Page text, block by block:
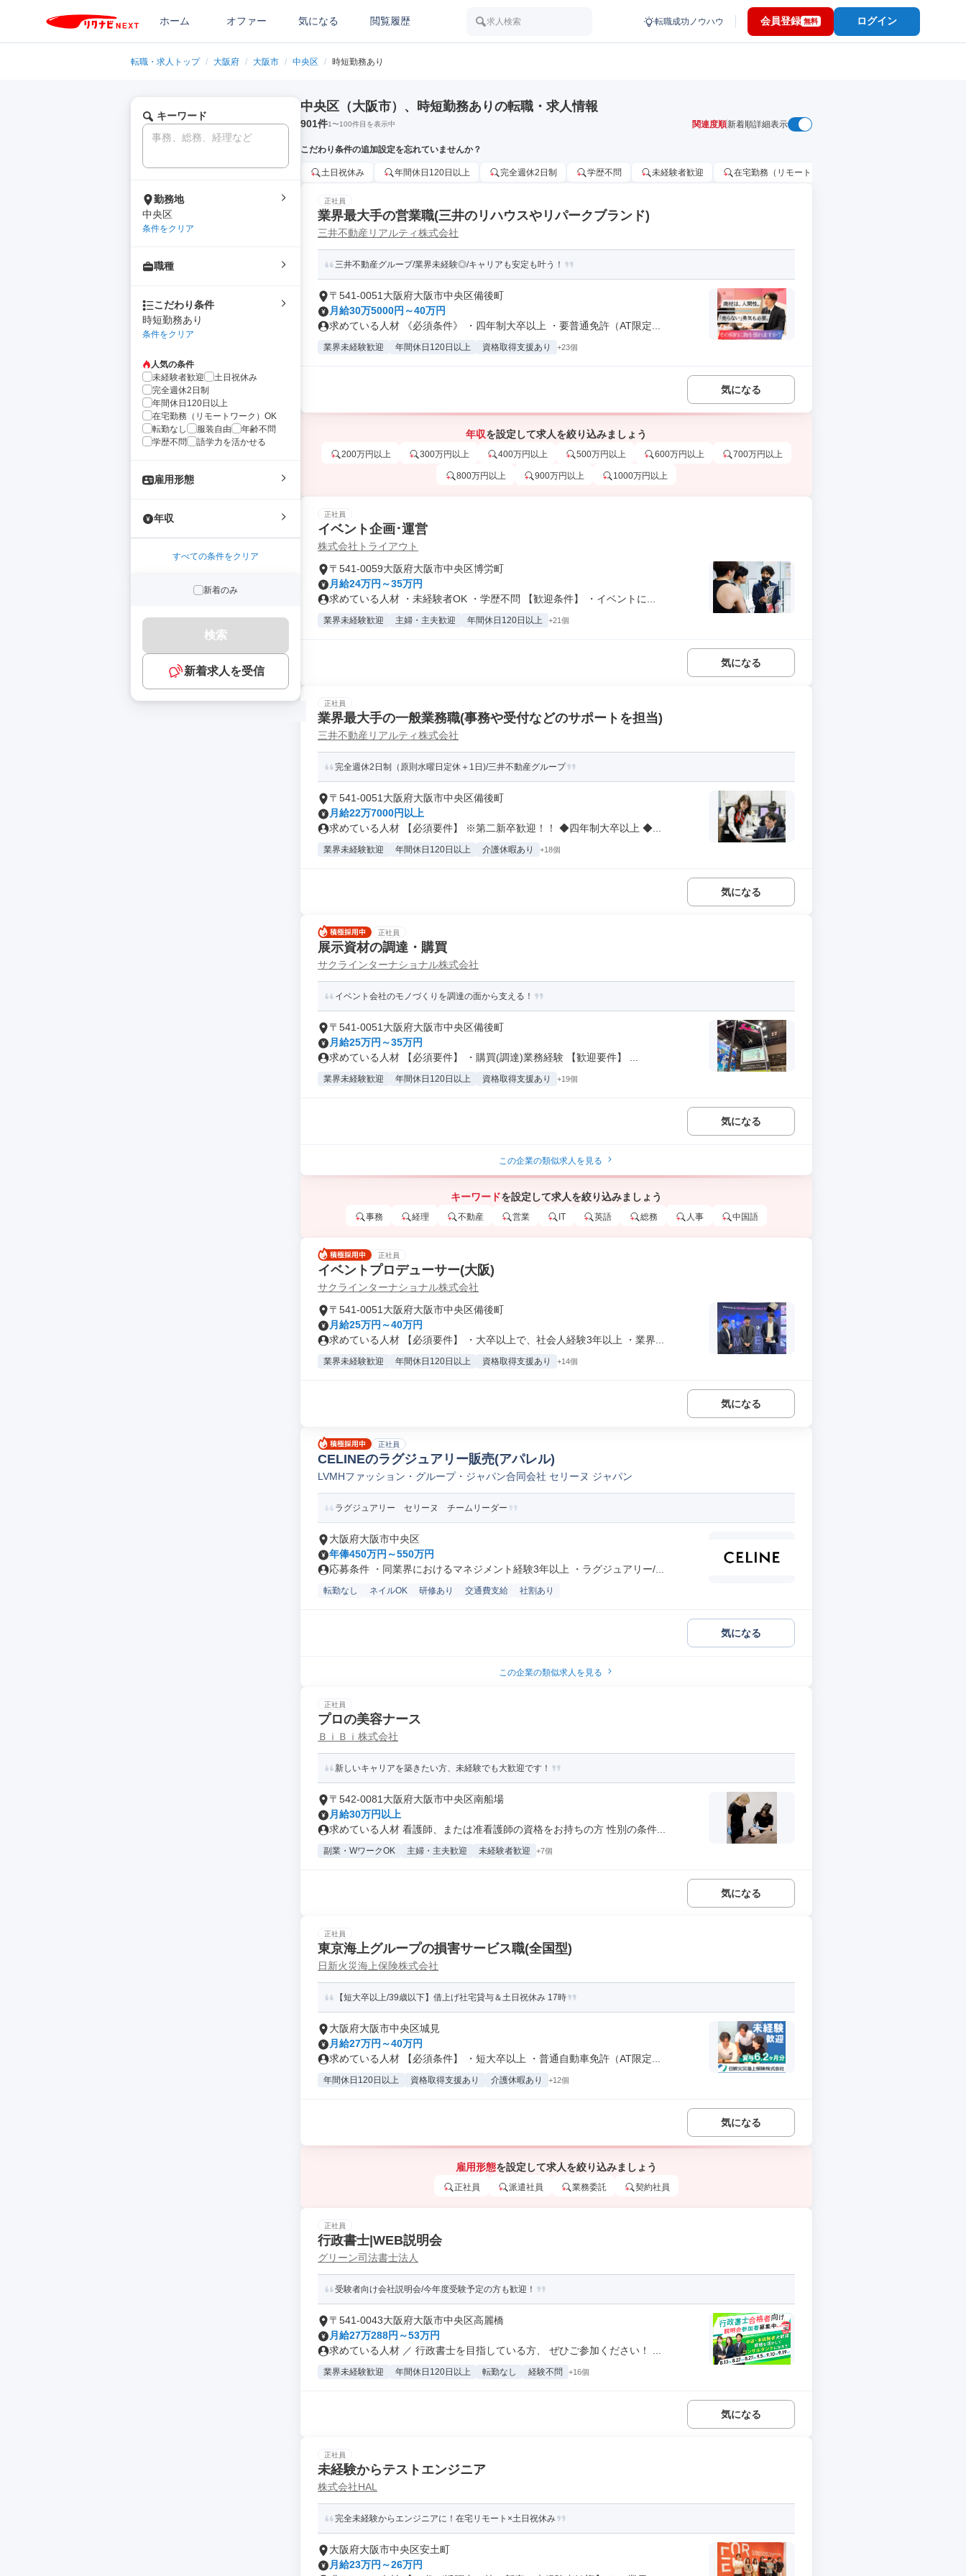
ホーム オファー 気になる 閲覧履歴 求人検索 転職成功ノウハウ 会員登録 無料 ログイン
転職・求人トップ / 大阪府 / 大阪市 / 中央区 / 時短勤務あり
キーワード
勤務地
中央区
条件をクリア
職種
こだわり条件
時短勤務あり
条件をクリア
人気の条件
未経験者歓迎
土日祝休み
完全週休2日制
年間休日120日以上
在宅勤務（リモートワーク）OK
転勤なし
服装自由
年齢不問
学歴不問
語学力を活かせる
雇用形態
年収
すべての条件をクリア
新着のみ
検索
新着求人を受信
中央区（大阪市）、時短勤務ありの転職・求人情報
901件1〜100件目を表示中 関連度順新着順詳細表示
こだわり条件の追加設定を忘れていませんか？
土日祝休み 年間休日120日以上 完全週休2日制 学歴不問 未経験者歓迎 在宅勤務（リモートワーク）OK
正社員
業界最大手の営業職(三井のリハウスやリパークブランド)
三井不動産リアルティ株式会社
三井不動産グループ/業界未経験◎/キャリアも安定も叶う！
〒541-0051大阪府大阪市中央区備後町
月給30万5000円～40万円
求めている人材 《必須条件》 ・四年制大卒以上 ・要普通免許（AT限定...
業界未経験歓迎 年間休日120日以上 資格取得支援あり +23個
気になる
年収を設定して求人を絞り込みましょう
200万円以上 300万円以上 400万円以上 500万円以上 600万円以上 700万円以上
800万円以上 900万円以上 1000万円以上
正社員
イベント企画･運営
株式会社トライアウト
〒541-0059大阪府大阪市中央区博労町
月給24万円～35万円
求めている人材 ・未経験者OK ・学歴不問 【歓迎条件】 ・イベントに...
業界未経験歓迎 主婦・主夫歓迎 年間休日120日以上 +21個
気になる
正社員
業界最大手の一般業務職(事務や受付などのサポートを担当)
三井不動産リアルティ株式会社
完全週休2日制（原則水曜日定休＋1日)/三井不動産グループ
〒541-0051大阪府大阪市中央区備後町
月給22万7000円以上
求めている人材 【必須要件】 ※第二新卒歓迎！！ ◆四年制大卒以上 ◆...
業界未経験歓迎 年間休日120日以上 介護休暇あり +18個
気になる
正社員
展示資材の調達・購買
サクラインターナショナル株式会社
イベント会社のモノづくりを調達の面から支える！
〒541-0051大阪府大阪市中央区備後町
月給25万円～35万円
求めている人材 【必須要件】 ・購買(調達)業務経験 【歓迎要件】 ...
業界未経験歓迎 年間休日120日以上 資格取得支援あり +19個
気になる
この企業の類似求人を見る
キーワードを設定して求人を絞り込みましょう
事務 経理 不動産 営業 IT 英語 総務 人事 中国語
正社員
イベントプロデューサー(大阪)
サクラインターナショナル株式会社
〒541-0051大阪府大阪市中央区備後町
月給25万円～40万円
求めている人材 【必須要件】 ・大卒以上で、社会人経験3年以上 ・業界...
業界未経験歓迎 年間休日120日以上 資格取得支援あり +14個
気になる
正社員
CELINEのラグジュアリー販売(アパレル)
LVMHファッション・グループ・ジャパン合同会社 セリーヌ ジャパン
ラグジュアリー セリーヌ チームリーダー
大阪府大阪市中央区
年俸450万円～550万円
応募条件 ・同業界におけるマネジメント経験3年以上 ・ラグジュアリー/...
転勤なし ネイルOK 研修あり 交通費支給 社割あり
気になる
この企業の類似求人を見る
正社員
プロの美容ナース
ＢｉＢｉ株式会社
新しいキャリアを築きたい方、未経験でも大歓迎です！
〒542-0081大阪府大阪市中央区南船場
月給30万円以上
求めている人材 看護師、または准看護師の資格をお持ちの方 性別の条件...
副業・WワークOK 主婦・主夫歓迎 未経験者歓迎 +7個
気になる
正社員
東京海上グループの損害サービス職(全国型)
日新火災海上保険株式会社
【短大卒以上/39歳以下】借上げ社宅貸与＆土日祝休み 17時
大阪府大阪市中央区城見
月給27万円～40万円
求めている人材 【必須条件】 ・短大卒以上 ・普通自動車免許（AT限定...
年間休日120日以上 資格取得支援あり 介護休暇あり +12個
気になる
雇用形態を設定して求人を絞り込みましょう
正社員 派遣社員 業務委託 契約社員
正社員
行政書士|WEB説明会
グリーン司法書士法人
受験者向け会社説明会/今年度受験予定の方も歓迎！
〒541-0043大阪府大阪市中央区高麗橋
月給27万288円～53万円
求めている人材 ／ 行政書士を目指している方、 ぜひご参加ください！ ...
業界未経験歓迎 年間休日120日以上 転勤なし 経験不問 +16個
気になる
正社員
未経験からテストエンジニア
株式会社HAL
完全未経験からエンジニアに！在宅リモート×土日祝休み
大阪府大阪市中央区安土町
月給23万円～26万円